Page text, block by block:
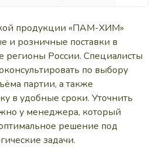
продукции «ПАМ-ХИМ»
и розничные поставки в
регионы России. Специалисты
по выбору
партии, а также
в удобные сроки. Уточнить
у менеджера, который
решение под
задачи.